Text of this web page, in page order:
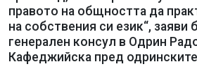
правото на общността да
на собствения си език“, заяви
генерален консул в Одрин
Кафеджийска пред